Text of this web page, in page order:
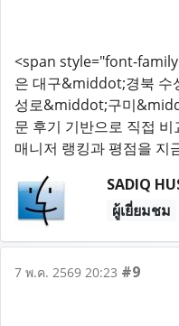
<span style="font-
은 대구&middot;경북
성로&middot;구미
문 후기 기반으로 직접
매니저 랭킹과 평점을 지
SADIQ
ผู้เยี่ยมชม
7 พ.ค. 2569 20:23 #9